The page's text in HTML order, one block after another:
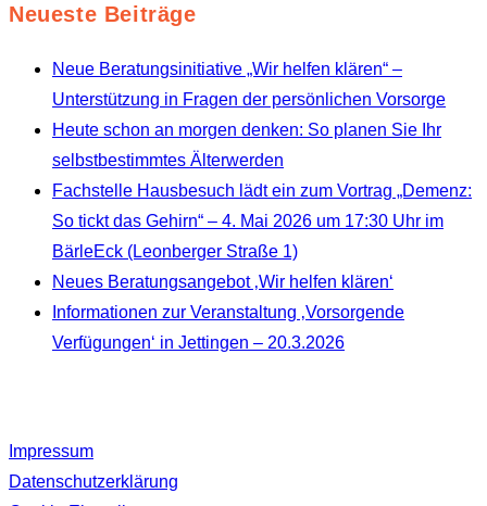
Neueste Beiträge
Neue Beratungsinitiative „Wir helfen klären“ –
Unterstützung in Fragen der persönlichen Vorsorge
Heute schon an morgen denken: So planen Sie Ihr
selbstbestimmtes Älterwerden
Fachstelle Hausbesuch lädt ein zum Vortrag „Demenz:
So tickt das Gehirn“ – 4. Mai 2026 um 17:30 Uhr im
BärleEck (Leonberger Straße 1)
Neues Beratungsangebot ‚Wir helfen klären‘
Informationen zur Veranstaltung ‚Vorsorgende
Verfügungen‘ in Jettingen – 20.3.2026
Impressum
Datenschutzerklärung